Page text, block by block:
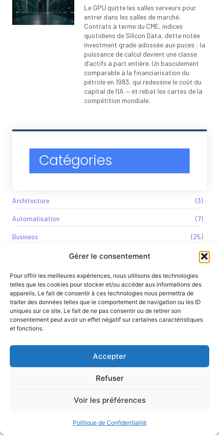
Gérer le consentement
Pour offrir les meilleures expériences, nous utilisons des technologies
telles que les cookies pour stocker et/ou accéder aux informations des
appareils. Le fait de consentir à ces technologies nous permettra de
traiter des données telles que le comportement de navigation ou les ID
uniques sur ce site. Le fait de ne pas consentir ou de retirer son
consentement peut avoir un effet négatif sur certaines caractéristiques
et fonctions.
Accepter
Refuser
Voir les préférences
Politique de Confidentialité
Le GPU quitte les salles serveurs pour
entrer dans les salles de marché.
Contrats à terme du CME, indices
quotidiens de Silicon Data, dette notée
investment grade adossée aux puces : la
puissance de calcul devient une classe
d’actifs à part entière. Un basculement
comparable à la financiarisation du
pétrole en 1983, qui redessine le coût du
capital de l’IA — et rebat les cartes de la
compétition mondiale.
Catégories
Architecture (3)
Automatisation (7)
Business (25)
(3)
IA (55)
Innovation
Logiciels
Marketing
Retail (7)